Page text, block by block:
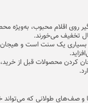
روی اقلام محبوب، به‌ویژه
تخفیف می‌خورند.
بسیاری یک سنت است و هیجان
کردن محصولات قبل از خرید،
صف‌های طولانی که می‌تواند